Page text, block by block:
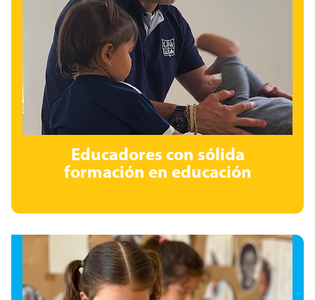
en educación
junto a especialistas en psicología, fonoaudiología y
movimiento, acompañan a cada niño en su desarrollo
integral.
Educadores con sólida
formación en educación